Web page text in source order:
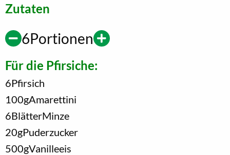
Zutaten
6Portionen
Für die Pfirsiche:
6Pfirsich
100gAmarettini
6BlätterMinze
20gPuderzucker
500gVanilleeis